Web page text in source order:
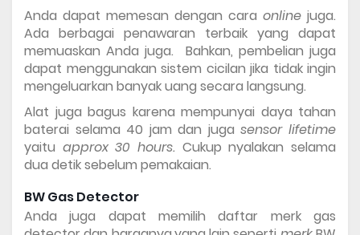
Anda dapat memesan dengan cara online juga.
Ada berbagai penawaran terbaik yang dapat
memuaskan Anda juga.  Bahkan, pembelian juga
dapat menggunakan sistem cicilan jika tidak ingin
mengeluarkan banyak uang secara langsung.
Alat juga bagus karena mempunyai daya tahan
baterai selama 40 jam dan juga
yaitu approx 30 hours. Cukup nyalakan selama
dua detik sebelum pemakaian.
BW Gas Detector
Anda juga dapat memilih daftar merk gas